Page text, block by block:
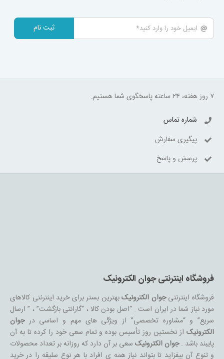
ثبت نام
۷ روز هفته، ۲۴ ساعته پاسخگوی شما هستیم.
شماره تماس
پیگیری سفارش
پرسش و پاسخ
فروشگاه اینترنتی جوان الکترونیک
فروشگاه اینترنتیجوان الکترونیکبهترین بستر برای خرید اینترنتی کالاهای
مورد نیاز شما در ایران است . “اصل بودن کالا ، “گارانتی بازگشت” ، ” ارسال
سریع” و “مشاوره تخصصی” از ویژگی های مهم و اساسی درجوان
الکترونیکاز نخستین روز تأسیس بوده و تمام سعی خود را کرده تا به آن
پایبند باشد .جوان الکترونیکسعی بر آن دارد که روزانه بر تعداد محصولات
و تنوع آن بیفزاید تا بتواند نیاز همه ی افراد با هر نوع سلیقه را در خرید